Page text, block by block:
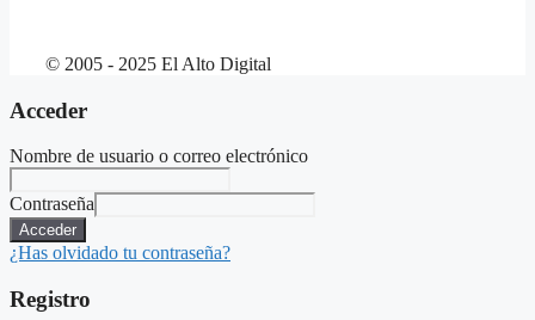
© 2005 - 2025 El Alto Digital
Acceder
Nombre de usuario o correo electrónico
Contraseña
Acceder
¿Has olvidado tu contraseña?
Registro